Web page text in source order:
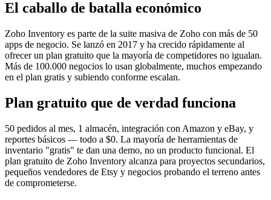
El caballo de batalla económico
Zoho Inventory es parte de la suite masiva de Zoho con más de 50
apps de negocio. Se lanzó en 2017 y ha crecido rápidamente al
ofrecer un plan gratuito que la mayoría de competidores no igualan.
Más de 100.000 negocios lo usan globalmente, muchos empezando
en el plan gratis y subiendo conforme escalan.
Plan gratuito que de verdad funciona
50 pedidos al mes, 1 almacén, integración con Amazon y eBay, y
reportes básicos — todo a $0. La mayoría de herramientas de
inventario "gratis" te dan una demo, no un producto funcional. El
plan gratuito de Zoho Inventory alcanza para proyectos secundarios,
pequeños vendedores de Etsy y negocios probando el terreno antes
de comprometerse.